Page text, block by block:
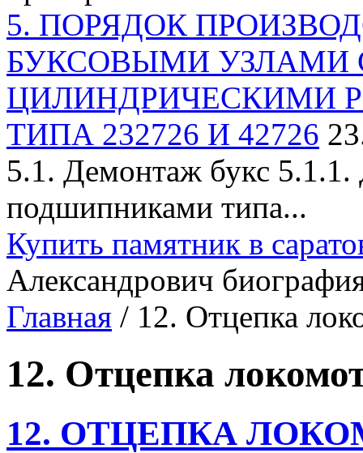
5. ПОРЯДОК
БУКСОВЫМИ УЗЛАМИ
ЦИЛИНДРИЧЕСКИМИ
ТИПА 232726 И 42726
5.1. Демонтаж букс
подшипниками типа...
Купить памятник в
Александрович
Главная / 12. Отцепка
12. Отцепка
12. ОТЦЕПКА